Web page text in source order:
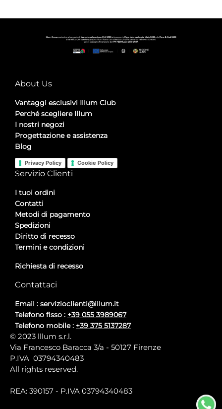
About Us
Vantaggi esclusivi Illum Club
Perché scegliere Illum
I nostri negozi
Progettazione e assistenza
Blog
Privacy Policy Cookie Policy
Servizio Clienti
I tuoi ordini
Contatti
Metodi di pagamento
Spedizioni
Diritto di recesso
Termini e condizioni
Richiesta di recesso
Contattaci
Email : servizioclienti@illum.it
Telefono fisso : +39 055 3989067
Telefono mobile : +39 375 5137287
© 2023 lllum s.r.l.
Via Francesco Baracca 3/a - 50127 Firenze
P.IVA 03794340483
All rights reserved.
REA: 390157 - P.IVA 03794340483